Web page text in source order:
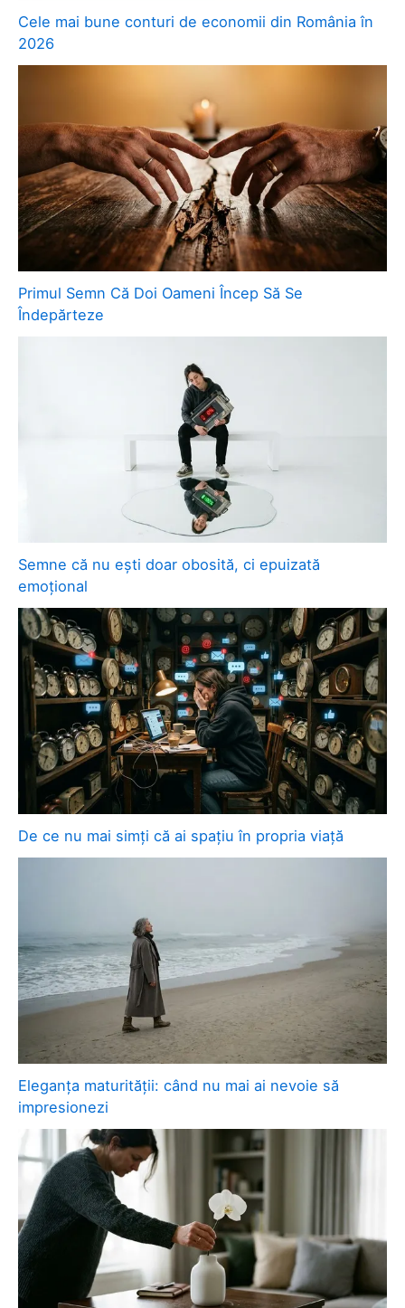
Cele mai bune conturi de economii din România în
2026
Primul Semn Că Doi Oameni Încep Să Se
Îndepărteze
Semne că nu ești doar obosită, ci epuizată
emoțional
De ce nu mai simți că ai spațiu în propria viață
Eleganța maturității: când nu mai ai nevoie să
impresionezi